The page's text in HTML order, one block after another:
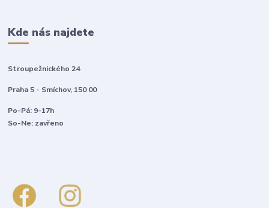
Kde nás najdete
Stroupežnického 24
Praha 5 - Smíchov, 150 00
Po-Pá: 9-17h
So-Ne: zavřeno